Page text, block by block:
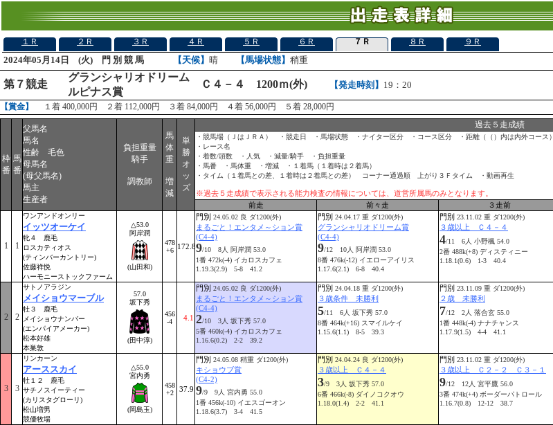
１Ｒ ２Ｒ ３Ｒ ４Ｒ ５Ｒ ６Ｒ ７Ｒ ８Ｒ ９Ｒ
2024年05月14日 (火) 門 別 競 馬 【天候】 晴 【馬場状態】 稍重
第７競走
グランシャリオドリーム
ルピナス賞
Ｃ４－４ 1200ｍ(外) 【発走時刻】 19：20
【賞金】 １着 400,000円 ２着 112,000円 ３着 84,000円 ４着 56,000円 ５着 28,000円
枠
番
馬
番
父馬名
馬名
性齢 毛色
母馬名
(母父馬名)
馬主
生産者
負担重量
騎手
調教師
馬
体
重
増
減
単
勝
オ
ッ
ズ
過去５走成績
・競馬場（ＪはＪＲＡ） ・競走日 ・馬場状態 ・ナイター区分 ・コース区分 ・距離（（）内は内外コース）
・レース名
・着数/頭数 ・人気 ・減量/騎手 ・負担重量
・馬番 ・馬体重 ・増減 ・１着馬（１着時は２着馬）
・タイム（１着馬との差、１着時は２着馬との差） コーナー通過順 上がり３Ｆタイム ・動画再生
※過去５走成績で表示される能力検査の情報については、道営所属馬のみとなります。
前走
前々走 ３走前
1 1
ワンアンドオンリー
イッツオーケイ
牝４ 鹿毛
ロスカティオス
(ティンバーカントリー)
佐藤祥悦
ハーモニーストックファーム
△53.0
阿岸潤
(山田和)
478
+6 172.8
門別 24.05.02 良 ダ1200(外)
まるごと！エンタメ～ション賞
(C4-4)
9/10 8人 阿岸潤 53.0
1番 472k(-4) イカロスカフェ
1.19.3(2.9) 5-8 41.2
門別 24.04.17 重 ダ1200(外)
グランシャリオドリーム賞
(C4-4)
9/12 10人 阿岸潤 53.0
8番 476k(-12) イエローアイリス
1.17.6(2.1) 6-8 40.4
門別 23.11.02 重 ダ1200(外)
３歳以上 Ｃ４－４
4/11 6人 小野楓 54.0
2番 488k(+8) ディスティニー
1.18.1(0.6) 1-3 40.4
2 2
サトノアラジン
メイショウマーブル
牡３ 鹿毛
メイショウナンバー
(エンパイアメーカー)
松本好雄
本巣敦
57.0
坂下秀
(田中淳)
456
-4
4.1
門別 24.05.02 良 ダ1200(外)
まるごと！エンタメ～ション賞
(C4-4)
2/10 3人 坂下秀 57.0
5番 460k(-4) イカロスカフェ
1.16.6(0.2) 2-2 39.2
門別 24.04.18 重 ダ1200(外)
３歳条件 未勝利
5/11 6人 坂下秀 57.0
8番 464k(+16) スマイルケイ
1.15.6(1.1) 8-5 39.3
門別 23.11.09 重 ダ1200(外)
２歳 未勝利
7/12 2人 落合玄 55.0
1番 448k(-4) ナナチャンス
1.17.9(1.5) 4-4 41.1
3 3
リンカーン
アーススカイ
牡１２ 鹿毛
サチノスイーティー
(カリスタグローリ)
松山増男
競優牧場
△55.0
宮内勇
(岡島玉)
458
+2
37.9
門別 24.05.08 稍重 ダ1200(外)
キショウブ賞
(C4-2)
9/9 9人 宮内勇 55.0
1番 456k(-10) イエスゴーオン
1.18.6(3.7) 3-4 41.5
門別 24.04.24 良 ダ1200(外)
３歳以上 Ｃ４－４
3/9 3人 坂下秀 57.0
6番 466k(-8) ダイノコクオウ
1.18.0(1.4) 2-2 41.1
門別 23.11.02 重 ダ1200(外)
３歳以上 Ｃ２－２ Ｃ３－１
9/12 12人 宮平鷹 56.0
3番 474k(+4) ボーダーパトロール
1.16.7(0.8) 12-12 38.7